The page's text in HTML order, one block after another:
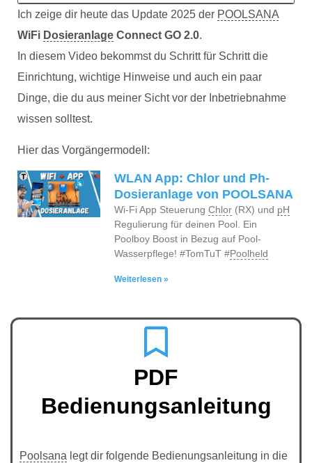
Ich zeige dir heute das Update 2025 der POOLSANA
WiFi Dosieranlage Connect GO 2.0.
In diesem Video bekommst du Schritt für Schritt die
Einrichtung, wichtige Hinweise und auch ein paar
Dinge, die du aus meiner Sicht vor der Inbetriebnahme
wissen solltest.
Hier das Vorgängermodell:
WLAN App: Chlor und Ph-
Dosieranlage von POOLSANA
Wi-Fi App SteuerungChlor (RX) und pH
Regulierung für deinen Pool. Ein
Poolboy Boost in Bezug auf Pool-
Wasserpflege! #TomTuT #Poolheld
Weiterlesen »
PDF
Bedienungsanleitung
Poolsana legt dir folgende Bedienungsanleitung in die